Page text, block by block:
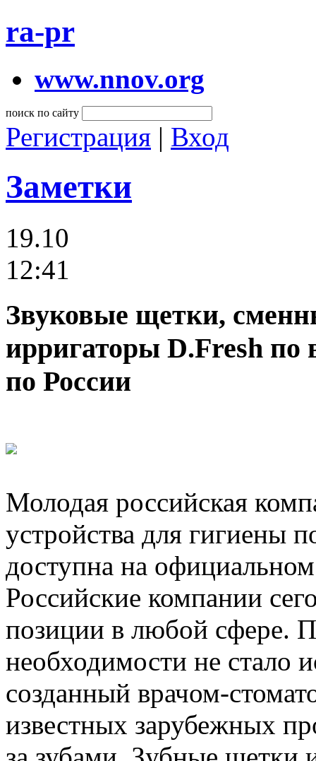
ra-pr
www.nnov.org
поиск по сайту
Регистрация | Вход
Заметки
19.10
12:41
Звуковые щетки,
ирригаторы D.Fresh по
по России
Молодая российская
устройства для гигиены
доступна на
Российские компании
позиции в любой сфере.
необходимости не стало
созданный врачом-
известных зарубежных